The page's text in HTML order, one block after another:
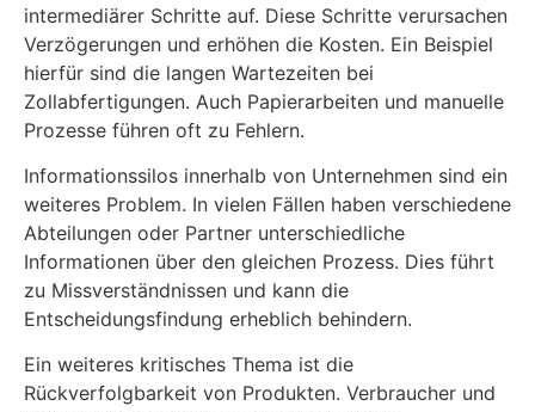
intermediärer Schritte auf. Diese Schritte verursachen
Verzögerungen und erhöhen die Kosten. Ein Beispiel
hierfür sind die langen Wartezeiten bei
Zollabfertigungen. Auch Papierarbeiten und manuelle
Prozesse führen oft zu Fehlern.
Informationssilos innerhalb von Unternehmen sind ein
weiteres Problem. In vielen Fällen haben verschiedene
Abteilungen oder Partner unterschiedliche
Informationen über den gleichen Prozess. Dies führt
zu Missverständnissen und kann die
Entscheidungsfindung erheblich behindern.
Ein weiteres kritisches Thema ist die
Rückverfolgbarkeit von Produkten. Verbraucher und